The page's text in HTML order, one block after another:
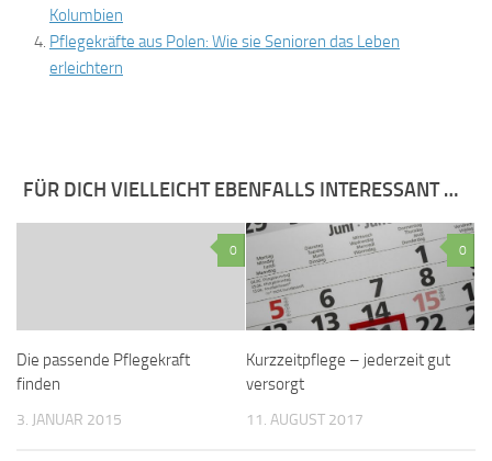
Kolumbien
Pflegekräfte aus Polen: Wie sie Senioren das Leben
erleichtern
FÜR DICH VIELLEICHT EBENFALLS INTERESSANT …
0
Die passende Pflegekraft
finden
3. JANUAR 2015
0
Kurzzeitpflege – jederzeit gut
versorgt
11. AUGUST 2017